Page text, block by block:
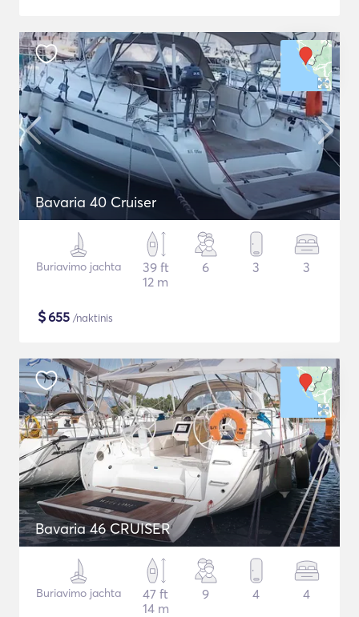
Bavaria 40 Cruiser
Buriavimo jachta
39 ft
12 m
6 3 3
$655 /naktinis
Bavaria 46 CRUISER
Buriavimo jachta
47 ft
14 m
9 4 4